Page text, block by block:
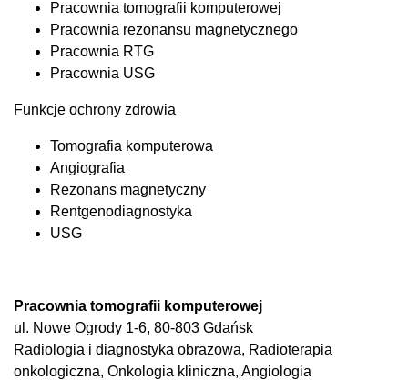
Pracownia tomografii komputerowej
Pracownia rezonansu magnetycznego
Pracownia RTG
Pracownia USG
Funkcje ochrony zdrowia
Tomografia komputerowa
Angiografia
Rezonans magnetyczny
Rentgenodiagnostyka
USG
Pracownia tomografii komputerowej
ul. Nowe Ogrody 1-6, 80-803 Gdańsk
Radiologia i diagnostyka obrazowa, Radioterapia
onkologiczna, Onkologia kliniczna, Angiologia